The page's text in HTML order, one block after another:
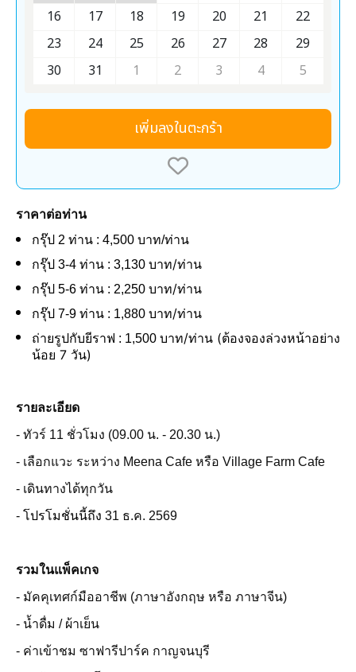
16
17 18 19 20 21
22
23
24 25 26 27 28
29
30
31 1 2 3 4 5
เพิ่มลงในตะกร้า
ราคาต่อท่าน
กรุ๊ป 2 ท่าน : 4,500 บาท/ท่าน
กรุ๊ป 3-4 ท่าน : 3,130 บาท/ท่าน
กรุ๊ป 5-6 ท่าน : 2,250 บาท/ท่าน
กรุ๊ป 7-9 ท่าน : 1,880 บาท/ท่าน
ถ่ายรูปกับยีราฟ : 1,500 บาท/ท่าน (ต้องจองล่วงหน้าอย่าง
น้อย 7 วัน)
รายละเอียด
- ทัวร์ 11 ชั่วโมง (09.00 น. - 20.30 น.)
- เลือกแวะ ระหว่าง Meena Cafe หรือ Village Farm Cafe
- เดินทางได้ทุกวัน
- โปรโมชั่นนี้ถึง 31 ธ.ค. 2569
รวมในแพ็คเกจ
- มัคคุเทศก์มืออาชีพ (ภาษาอังกฤษ หรือ ภาษาจีน)
- น้ำดื่ม / ผ้าเย็น
- ค่าเข้าชม ซาฟารีปาร์ค กาญจนบุรี